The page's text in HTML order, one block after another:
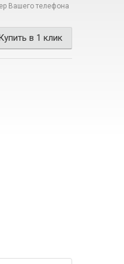
Вашего телефона